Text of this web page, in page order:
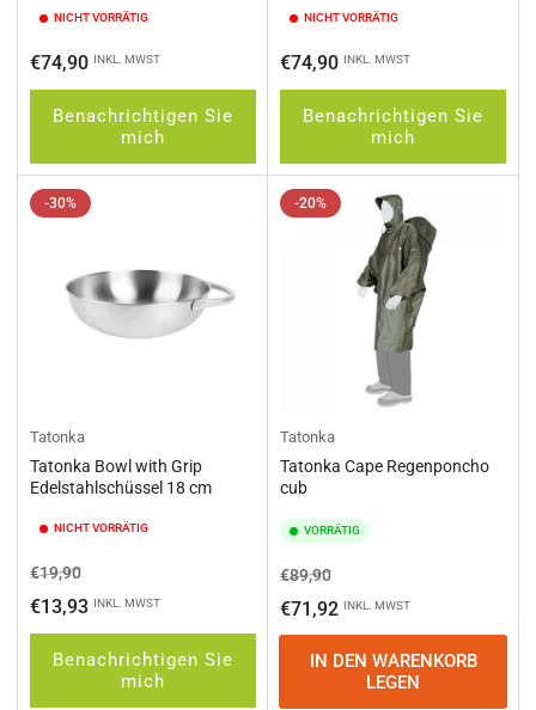
NICHT VORRÄTIG
Normaler
Preis
€74,90 INKL. MWST
Benachrichtigen Sie
mich
NICHT VORRÄTIG
Normaler
Preis
€74,90 INKL. MWST
Benachrichtigen Sie
mich
-30%
Tatonka
Tatonka Bowl with Grip
Edelstahlschüssel 18 cm
NICHT VORRÄTIG
Normaler
Preis
€19,90Ausverkaufspreis
€13,93 INKL. MWST
Benachrichtigen Sie
mich
-20%
Tatonka
Tatonka Cape Regenponcho
cub
VORRÄTIG
Normaler
Preis
€89,90Ausverkaufspreis
€71,92 INKL. MWST
IN DEN WARENKORB
LEGEN